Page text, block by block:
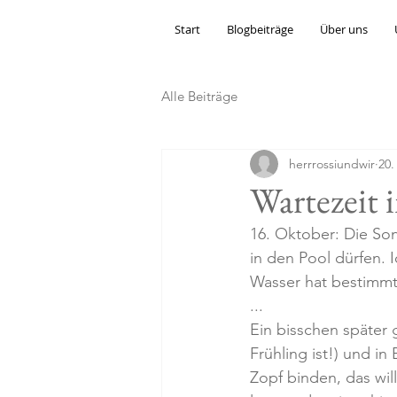
Start Blogbeiträge Über uns
Alle Beiträge
Wartezeit
herrrossiundwir
16. Oktober: Die
in den Pool dürfen.
Wasser hat
...
Ein bisschen
Frühling ist!) und in
Zopf binden, das